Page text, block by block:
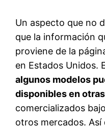
Un aspecto que no
que la información
proviene de la
en Estados Unidos.
algunos modelos
disponibles en
comercializados
otros mercados. Así